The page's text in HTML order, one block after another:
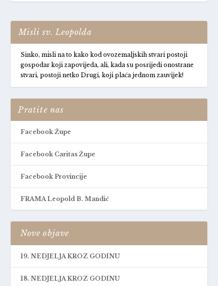
Misli sv. Leopolda
Sinko, misli na to kako kod ovozemaljskih stvari postoji
gospodar koji zapovijeda, ali, kada su posrijedi onostrane
stvari, postoji netko Drugi, koji plaća jednom zauvijek!
Pratite nas
Facebook Župe
Facebook Caritas Župe
Facebook Provincije
FRAMA Leopold B. Mandić
Nove objave
19. NEDJELJA KROZ GODINU
18. NEDJELJA KROZ GODINU